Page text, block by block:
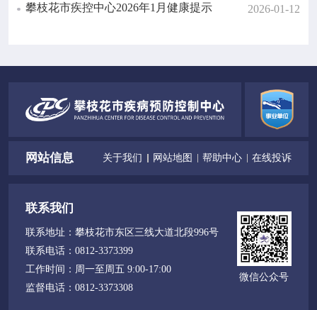
攀枝花市疾控中心2026年1月健康提示 2026-01-12
网站信息 关于我们 网站地图 帮助中心 在线投诉
联系我们
联系地址： 攀枝花市东区三线大道北段996号
联系电话： 0812-3373399
工作时间： 周一至周五 9:00-17:00
监督电话： 0812-3373308
微信公众号